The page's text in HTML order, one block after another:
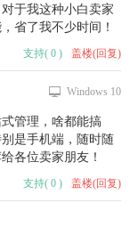
于我这种小白卖家
省了我不少时间！
支持( 0 ) 盖楼(回复)
管理，啥都能搞
是手机端，随时随
各位卖家朋友！
Windows 10
支持( 0 ) 盖楼(回复)